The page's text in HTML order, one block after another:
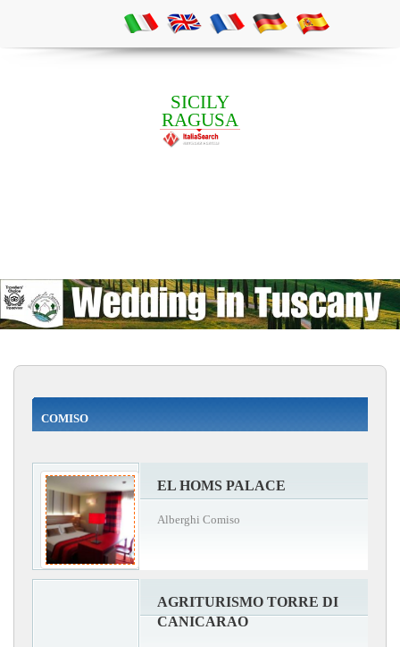
SICILY
RAGUSA
COMISO
EL HOMS PALACE
Alberghi Comiso
AGRITURISMO TORRE DI
CANICARAO